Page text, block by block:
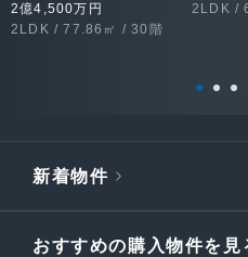
2億4,500万円
2LDK / 77.86㎡ / 30階
2LDK /
新着物件
おすすめの購入物件を見